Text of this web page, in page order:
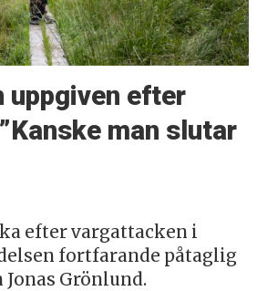
uppgiven efter
man slutar
efter vargattacken i
fortfarande påtaglig
Grönlund.